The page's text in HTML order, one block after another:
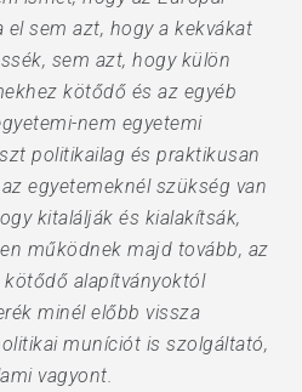
sem azt, hogy a kekvákat
sem azt, hogy külön
kötődő és az egyéb
nem egyetemi
politikailag és praktikusan
egyetemeknél szükség van
kitalálják és kialakítsák,
működnek majd tovább, az
alapítványoktól
minél előbb vissza
muníciót is szolgáltató,
vagyont.